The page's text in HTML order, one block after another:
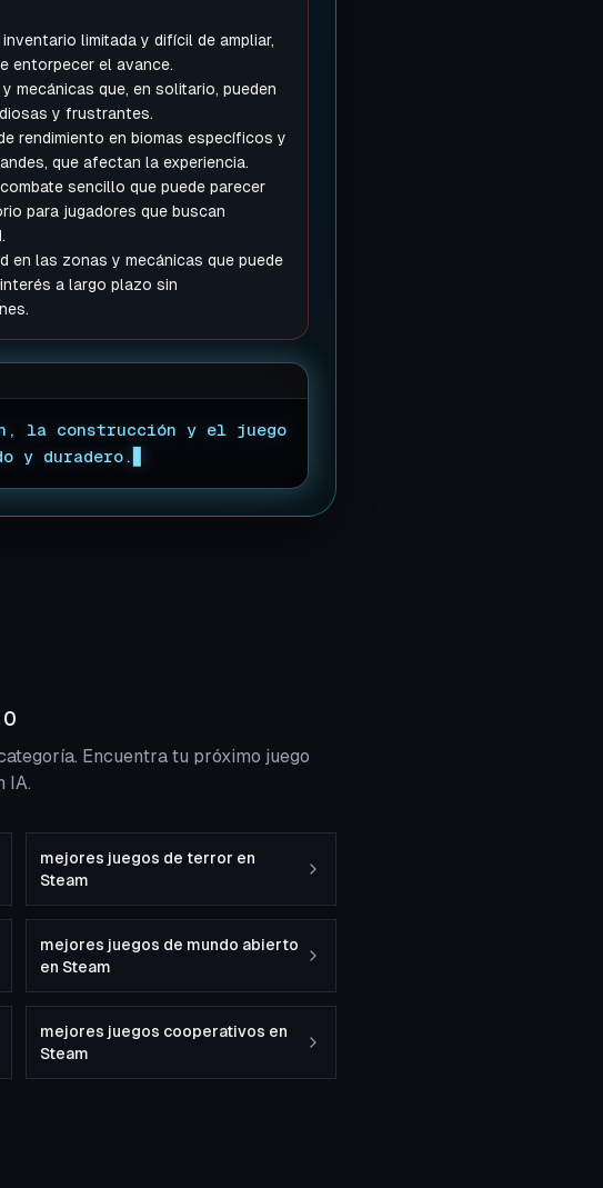
limitada y difícil de ampliar,
entorpecer el avance.
mecánicas que, en solitario, pueden
y frustrantes.
rendimiento en biomas específicos y
que afectan la experiencia.
sencillo que puede parecer
para jugadores que buscan
en las zonas y mecánicas que puede
a largo plazo sin
la construcción y el juego
y duradero.
Encuentra tu próximo juego
IA.
mejores juegos de terror en
Steam
mejores juegos de mundo abierto
en Steam
mejores juegos cooperativos en
Steam